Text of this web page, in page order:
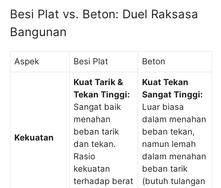
Besi Plat vs. Beton: Duel Raksasa
Bangunan
Aspek Besi Plat Beton
Kekuatan
Kuat Tarik &
Tekan Tinggi:
Sangat baik
menahan
beban tarik
dan tekan.
Rasio
kekuatan
terhadap berat
Kuat Tekan
Sangat Tinggi:
Luar biasa
dalam menahan
beban tekan,
namun lemah
dalam menahan
beban tarik
(butuh tulangan